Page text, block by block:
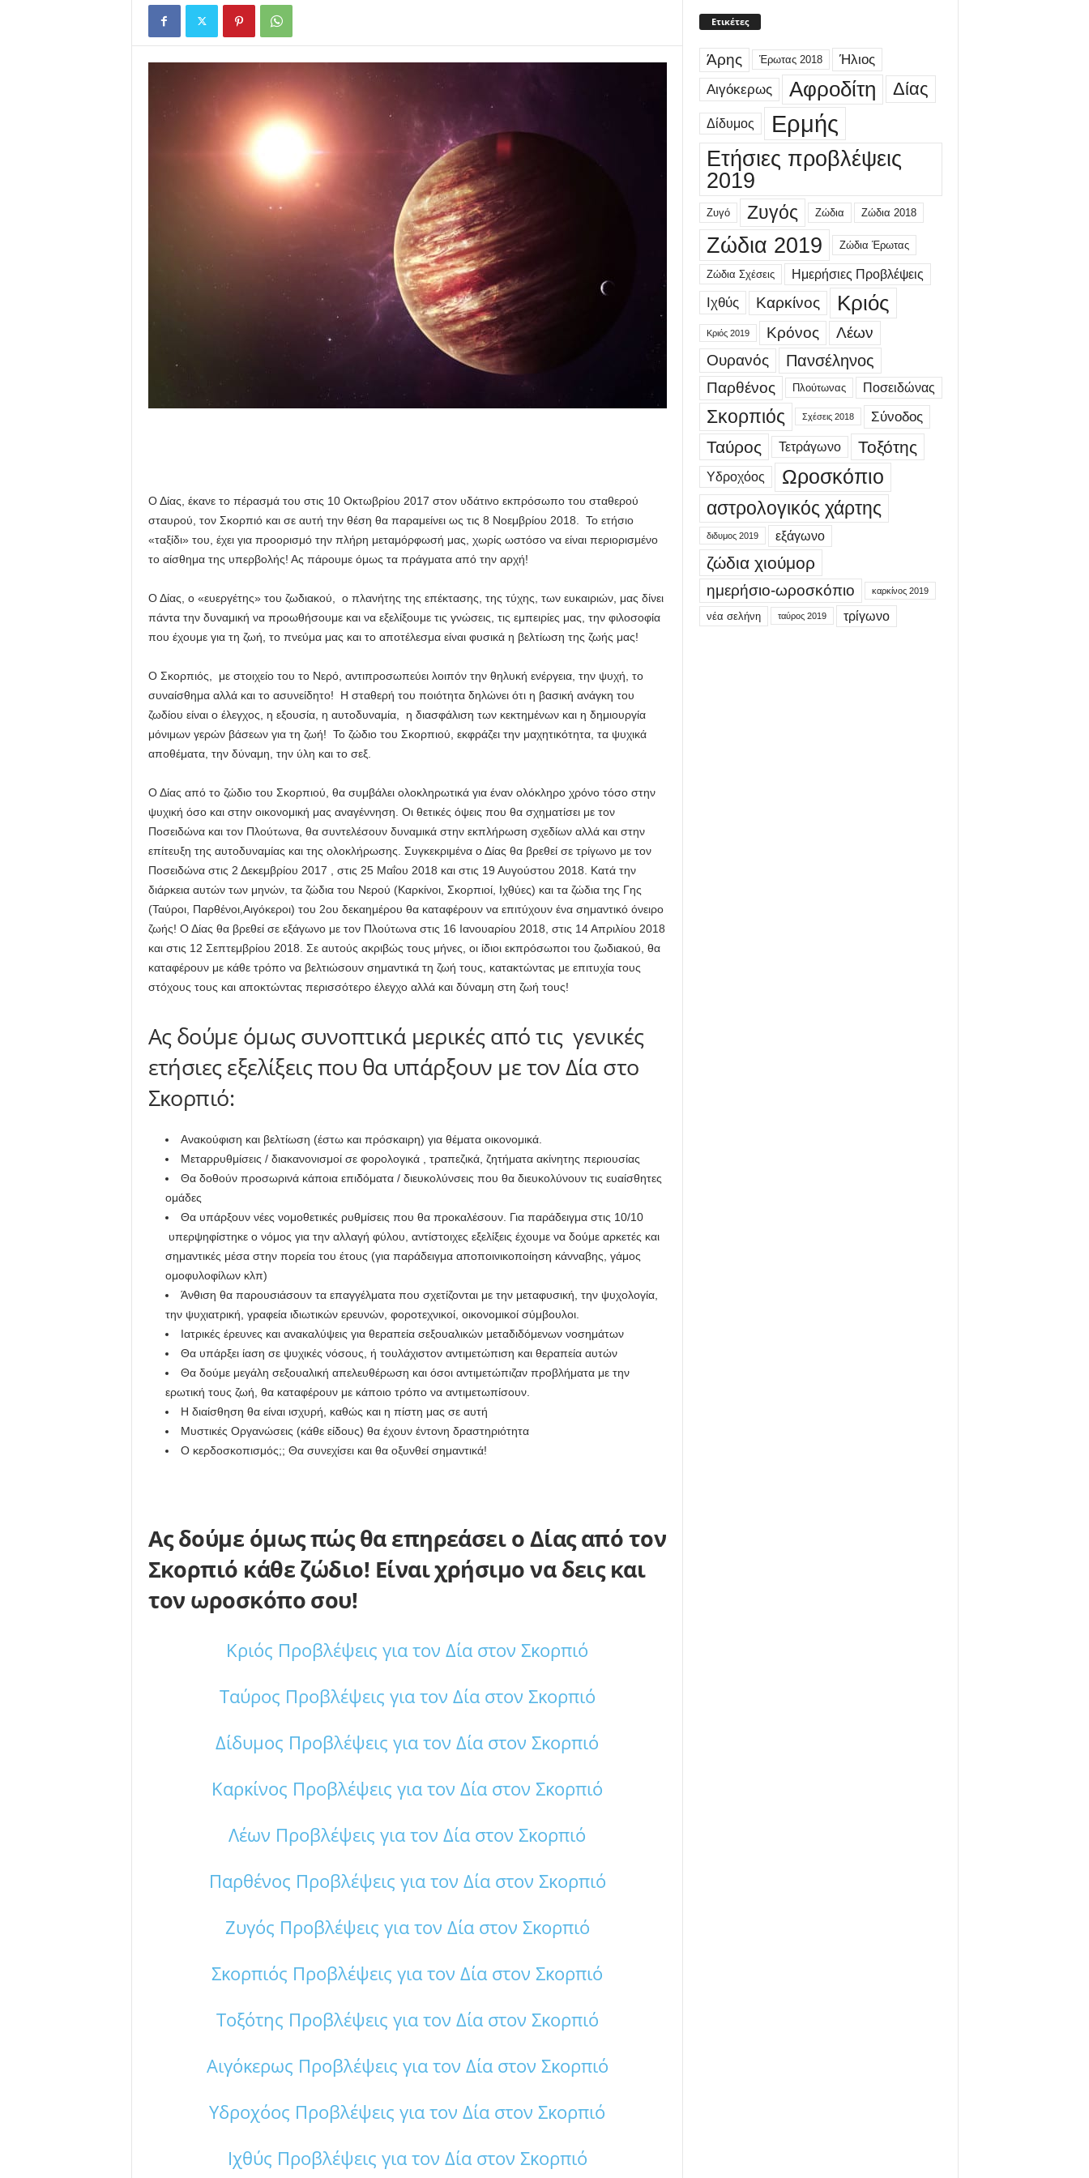
Ο Δίας, έκανε το πέρασμά του στις 10 Οκτωβρίου 2017 στον υδάτινο εκπρόσωπο του σταθερού
σταυρού, τον Σκορπιό και σε αυτή την θέση θα παραμείνει ως τις 8 Νοεμβρίου 2018. Το ετήσιο
«ταξίδι» του, έχει για προορισμό την πλήρη μεταμόρφωσή μας, χωρίς ωστόσο να είναι περιορισμένο
το αίσθημα της υπερβολής! Ας πάρουμε όμως τα πράγματα από την αρχή!
Ο Δίας, ο «ευεργέτης» του ζωδιακού, ο πλανήτης της επέκτασης, της τύχης, των ευκαιριών, μας δίνει
πάντα την δυναμική να προωθήσουμε και να εξελίξουμε τις γνώσεις, τις εμπειρίες μας, την φιλοσοφία
που έχουμε για τη ζωή, το πνεύμα μας και το αποτέλεσμα είναι φυσικά η βελτίωση της ζωής μας!
Ο Σκορπιός, με στοιχείο του το Νερό, αντιπροσωπεύει λοιπόν την θηλυκή ενέργεια, την ψυχή, το
συναίσθημα αλλά και το ασυνείδητο! Η σταθερή του ποιότητα δηλώνει ότι η βασική ανάγκη του
ζωδίου είναι ο έλεγχος, η εξουσία, η αυτοδυναμία, η διασφάλιση των κεκτημένων και η δημιουργία
μόνιμων γερών βάσεων για τη ζωή! Το ζώδιο του Σκορπιού, εκφράζει την μαχητικότητα, τα ψυχικά
αποθέματα, την δύναμη, την ύλη και το σεξ.
Ο Δίας από το ζώδιο του Σκορπιού, θα συμβάλει ολοκληρωτικά για έναν ολόκληρο χρόνο τόσο στην
ψυχική όσο και στην οικονομική μας αναγέννηση. Οι θετικές όψεις που θα σχηματίσει με τον
Ποσειδώνα και τον Πλούτωνα, θα συντελέσουν δυναμικά στην εκπλήρωση σχεδίων αλλά και στην
επίτευξη της αυτοδυναμίας και της ολοκλήρωσης. Συγκεκριμένα ο Δίας θα βρεθεί σε τρίγωνο με τον
Ποσειδώνα στις 2 Δεκεμβρίου 2017 , στις 25 Μαΐου 2018 και στις 19 Αυγούστου 2018. Κατά την
διάρκεια αυτών των μηνών, τα ζώδια του Νερού (Καρκίνοι, Σκορπιοί, Ιχθύες) και τα ζώδια της Γης
(Ταύροι, Παρθένοι,Αιγόκεροι) του 2ου δεκαημέρου θα καταφέρουν να επιτύχουν ένα σημαντικό όνειρο
ζωής! Ο Δίας θα βρεθεί σε εξάγωνο με τον Πλούτωνα στις 16 Ιανουαρίου 2018, στις 14 Απριλίου 2018
και στις 12 Σεπτεμβρίου 2018. Σε αυτούς ακριβώς τους μήνες, οι ίδιοι εκπρόσωποι του ζωδιακού, θα
καταφέρουν με κάθε τρόπο να βελτιώσουν σημαντικά τη ζωή τους, κατακτώντας με επιτυχία τους
στόχους τους και αποκτώντας περισσότερο έλεγχο αλλά και δύναμη στη ζωή τους!
Ας δούμε όμως συνοπτικά μερικές από τις γενικές
ετήσιες εξελίξεις που θα υπάρξουν με τον Δία στο
Σκορπιό:
Ανακούφιση και βελτίωση (έστω και πρόσκαιρη) για θέματα οικονομικά.
Μεταρρυθμίσεις / διακανονισμοί σε φορολογικά , τραπεζικά, ζητήματα ακίνητης περιουσίας
Θα δοθούν προσωρινά κάποια επιδόματα / διευκολύνσεις που θα διευκολύνουν τις ευαίσθητες
ομάδες
Θα υπάρξουν νέες νομοθετικές ρυθμίσεις που θα προκαλέσουν. Για παράδειγμα στις 10/10
υπερψηφίστηκε ο νόμος για την αλλαγή φύλου, αντίστοιχες εξελίξεις έχουμε να δούμε αρκετές και
σημαντικές μέσα στην πορεία του έτους (για παράδειγμα αποποινικοποίηση κάνναβης, γάμος
ομοφυλοφίλων κλπ)
Άνθιση θα παρουσιάσουν τα επαγγέλματα που σχετίζονται με την μεταφυσική, την ψυχολογία,
την ψυχιατρική, γραφεία ιδιωτικών ερευνών, φοροτεχνικοί, οικονομικοί σύμβουλοι.
Ιατρικές έρευνες και ανακαλύψεις για θεραπεία σεξουαλικών μεταδιδόμενων νοσημάτων
Θα υπάρξει ίαση σε ψυχικές νόσους, ή τουλάχιστον αντιμετώπιση και θεραπεία αυτών
Θα δούμε μεγάλη σεξουαλική απελευθέρωση και όσοι αντιμετώπιζαν προβλήματα με την
ερωτική τους ζωή, θα καταφέρουν με κάποιο τρόπο να αντιμετωπίσουν.
Η διαίσθηση θα είναι ισχυρή, καθώς και η πίστη μας σε αυτή
Μυστικές Οργανώσεις (κάθε είδους) θα έχουν έντονη δραστηριότητα
Ο κερδοσκοπισμός;; Θα συνεχίσει και θα οξυνθεί σημαντικά!
Ας δούμε όμως πώς θα επηρεάσει ο Δίας από τον
Σκορπιό κάθε ζώδιο! Είναι χρήσιμο να δεις και
τον ωροσκόπο σου!
Κριός Προβλέψεις για τον Δία στον Σκορπιό
Ταύρος Προβλέψεις για τον Δία στον Σκορπιό
Δίδυμος Προβλέψεις για τον Δία στον Σκορπιό
Καρκίνος Προβλέψεις για τον Δία στον Σκορπιό
Λέων Προβλέψεις για τον Δία στον Σκορπιό
Παρθένος Προβλέψεις για τον Δία στον Σκορπιό
Ζυγός Προβλέψεις για τον Δία στον Σκορπιό
Σκορπιός Προβλέψεις για τον Δία στον Σκορπιό
Τοξότης Προβλέψεις για τον Δία στον Σκορπιό
Αιγόκερως Προβλέψεις για τον Δία στον Σκορπιό
Υδροχόος Προβλέψεις για τον Δία στον Σκορπιό
Ιχθύς Προβλέψεις για τον Δία στον Σκορπιό
Ετικέτες
Άρης Έρωτας 2018
Ήλιος
Αιγόκερως
Αφροδίτη Δίας
Δίδυμος Ερμής
Ετήσιες προβλέψεις
2019
Ζυγό Ζυγός Ζώδια Ζώδια 2018
Ζώδια 2019 Ζώδια Έρωτας
Ζώδια Σχέσεις Ημερήσιες Προβλέψεις
Ιχθύς Καρκίνος Κριός
Κριός 2019 Κρόνος
Λέων
Ουρανός
Πανσέληνος
Παρθένος Πλούτωνας Ποσειδώνας
Σκορπιός Σχέσεις 2018 Σύνοδος
Ταύρος Τετράγωνο Τοξότης
Υδροχόος Ωροσκόπιο
αστρολογικός χάρτης
διδυμος 2019 εξάγωνο
ζώδια χιούμορ
ημερήσιο-ωροσκόπιο καρκίνος 2019
νέα σελήνη ταύρος 2019 τρίγωνο